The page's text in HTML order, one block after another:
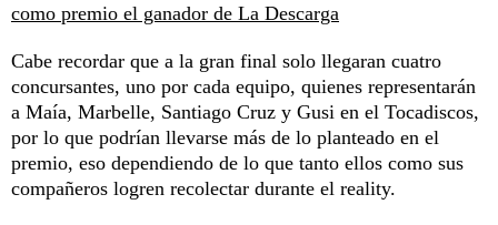
como premio el ganador de La Descarga
Cabe recordar que a la gran final solo llegaran cuatro
concursantes, uno por cada equipo, quienes representarán
a Maía, Marbelle, Santiago Cruz y Gusi en el Tocadiscos,
por lo que podrían llevarse más de lo planteado en el
premio, eso dependiendo de lo que tanto ellos como sus
compañeros logren recolectar durante el reality.